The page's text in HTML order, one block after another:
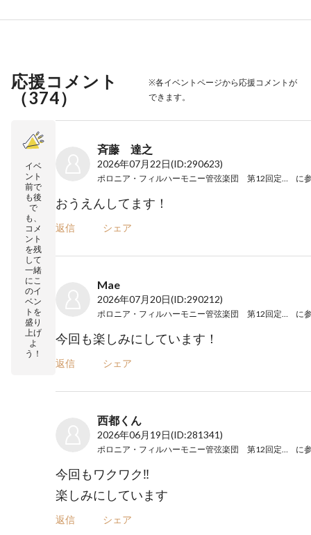
応援コメント
（374）
※各イベントページから応援コメントが
できます。
イベ
ント
前で
も後
で
も、
コメ
ント
を残
して
一緒
にこ
のイ
ベン
トを
盛り
上げ
よ
う！
斉藤 達之
2026年07月22日(ID:290623)
ポロニア・フィルハーモニー管弦楽団 第12回定期演奏会 に
おうえんしてます！
返信 シェア
Mae
2026年07月20日(ID:290212)
ポロニア・フィルハーモニー管弦楽団 第12回定期演奏会 に
今回も楽しみにしています！
返信 シェア
西都くん
2026年06月19日(ID:281341)
ポロニア・フィルハーモニー管弦楽団 第12回定期演奏会 に
今回もワクワク‼️
楽しみにしています
返信 シェア